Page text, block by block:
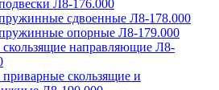
Л8-176.000
сдвоенные Л8-178.000
опорные Л8-179.000
направляющие Л8-
скользящие и